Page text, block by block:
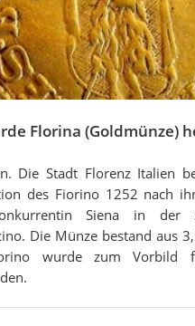
Florina (Goldmünze)
Die Stadt Florenz Italien
des Fiorino 1252 nach
Siena in der
Die Münze bestand aus
wurde zum Vorbild